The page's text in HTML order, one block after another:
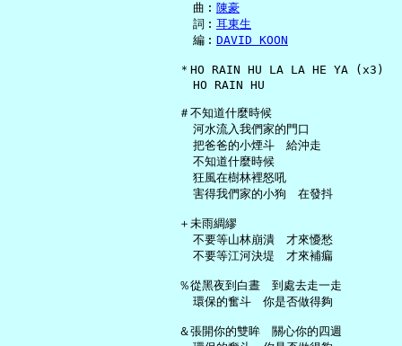
     曲︰
陳豪
     詞︰
耳東生
     編︰
DAVID KOON
   ＊HO RAIN HU LA LA HE YA (x3)
     HO RAIN HU
   ＃不知道什麼時候
     河水流入我們家的門口
     把爸爸的小煙斗　給沖走
     不知道什麼時候
     狂風在樹林裡怒吼
     害得我們家的小狗　在發抖
   ＋未雨綢繆
     不要等山林崩潰　才來懮愁
     不要等江河決堤　才來補瘺
   ％從黑夜到白晝　到處去走一走
     環保的奮斗　你是否做得夠
   ＆張開你的雙眸　關心你的四週